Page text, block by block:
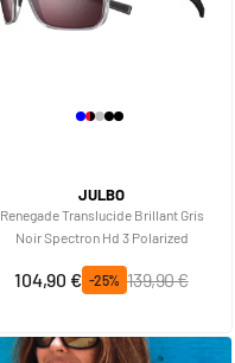
JULBO
Renegade Translucide Brillant Gris
Noir Spectron Hd 3 Polarized
Prix spécial
104,90 € -25%
Prix normal
139,90 €